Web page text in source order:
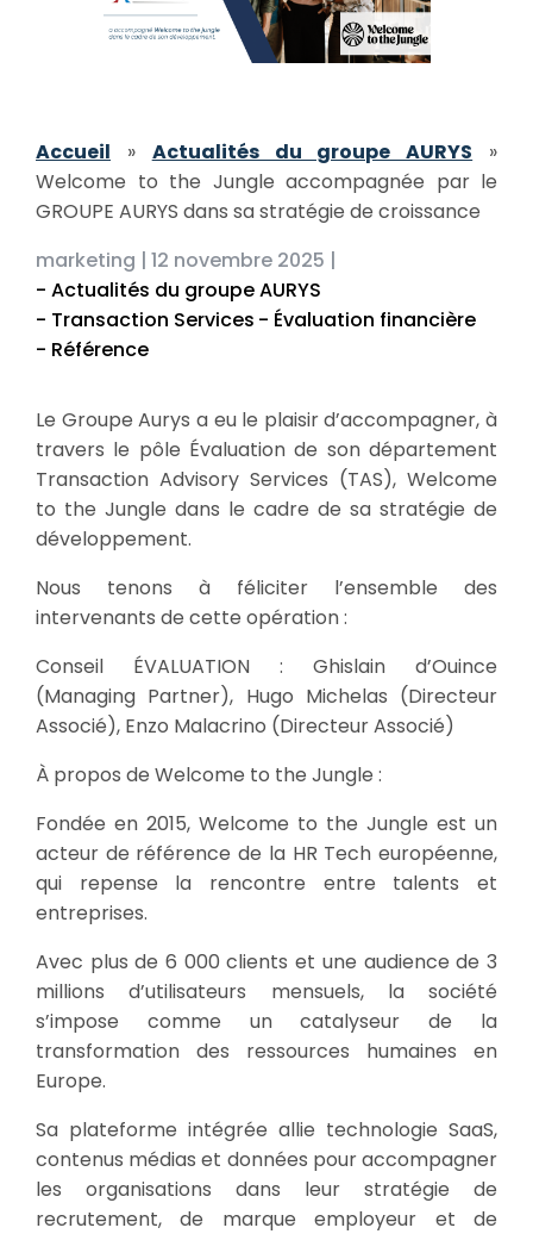
Accueil » Actualités du groupe AURYS »
Welcome to the Jungle accompagnée par le
GROUPE AURYS dans sa stratégie de croissance
marketing | 12 novembre 2025 |
- Actualités du groupe AURYS
- Transaction Services - Évaluation financière
- Référence
Le Groupe Aurys a eu le plaisir d’accompagner, à
travers le pôle Évaluation de son département
Transaction Advisory Services (TAS), Welcome
to the Jungle dans le cadre de sa stratégie de
développement.
Nous tenons à féliciter l’ensemble des
intervenants de cette opération :
Conseil ÉVALUATION : Ghislain d’Ouince
(Managing Partner), Hugo Michelas (Directeur
Associé), Enzo Malacrino (Directeur Associé)
À propos de Welcome to the Jungle :
Fondée en 2015, Welcome to the Jungle est un
acteur de référence de la HR Tech européenne,
qui repense la rencontre entre talents et
entreprises.
Avec plus de 6 000 clients et une audience de 3
millions d’utilisateurs mensuels, la société
s’impose comme un catalyseur de la
transformation des ressources humaines en
Europe.
Sa plateforme intégrée allie technologie SaaS,
contenus médias et données pour accompagner
les organisations dans leur stratégie de
recrutement, de marque employeur et de